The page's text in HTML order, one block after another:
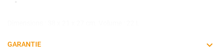
GARANTIE